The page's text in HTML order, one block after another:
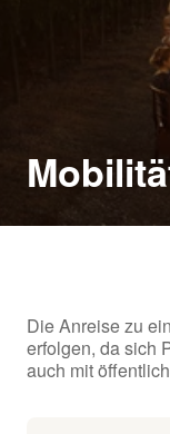
Die Anreise zu
erfolgen, da sich
auch mit